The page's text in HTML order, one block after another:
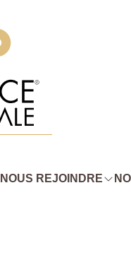
NOUS REJOINDRE